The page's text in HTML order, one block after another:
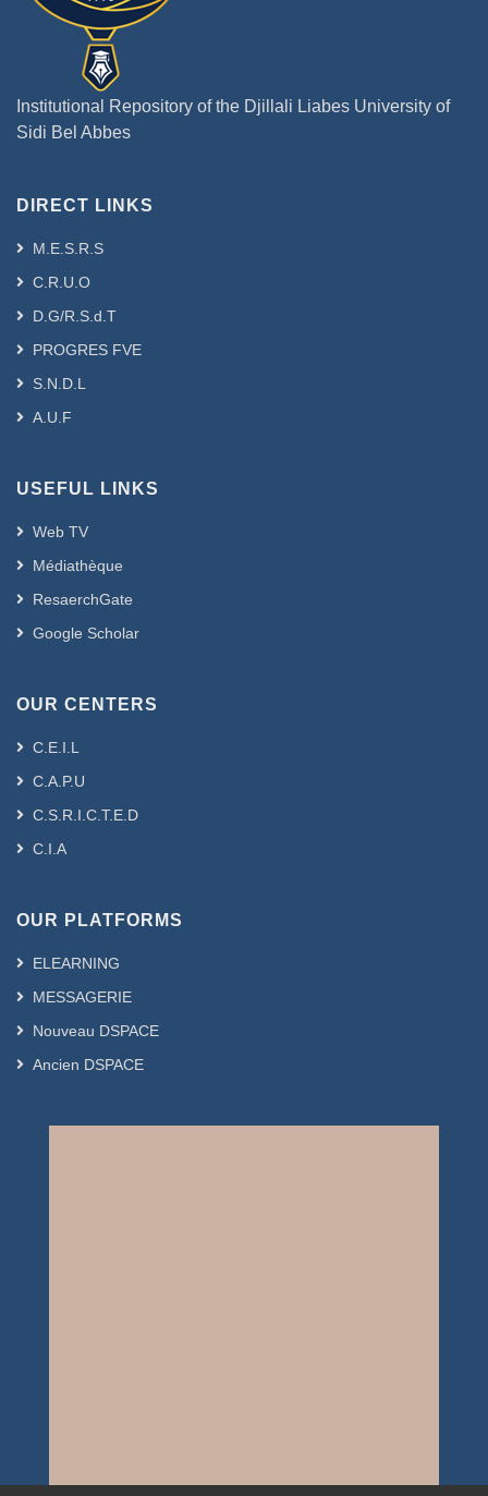
Institutional Repository of the Djillali Liabes University of
Sidi Bel Abbes
DIRECT LINKS
M.E.S.R.S
C.R.U.O
D.G/R.S.d.T
PROGRES FVE
S.N.D.L
A.U.F
USEFUL LINKS
Web TV
Médiathèque
ResaerchGate
Google Scholar
OUR CENTERS
C.E.I.L
C.A.P.U
C.S.R.I.C.T.E.D
C.I.A
OUR PLATFORMS
ELEARNING
MESSAGERIE
Nouveau DSPACE
Ancien DSPACE